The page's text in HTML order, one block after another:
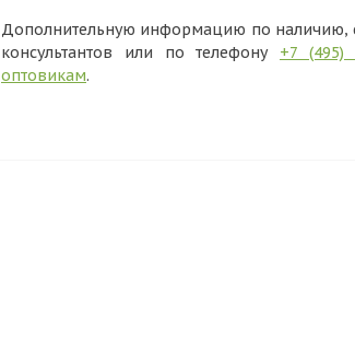
Дополнительную информацию по наличию,
консультантов или по телефону +7 (495)
оптовикам.